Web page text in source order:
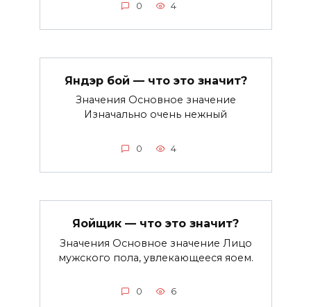
0 4
Яндэр бой — что это значит?
Значения Основное значение
Изначально очень нежный
0 4
Яойщик — что это значит?
Значения Основное значение Лицо
мужского пола, увлекающееся яоем.
0 6